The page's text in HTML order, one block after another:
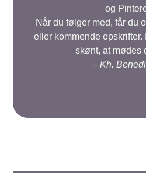
og
Når du følger med, får du
eller kommende
skønt, at mødes
– Kh.